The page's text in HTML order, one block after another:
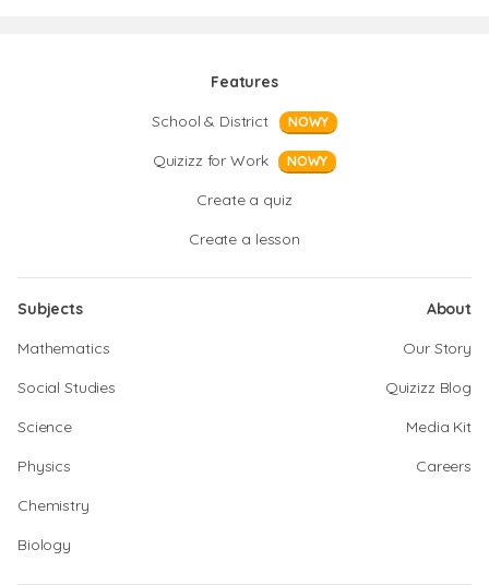
Features
School & District
NOWY
Quizizz for Work NOWY
Create a quiz
Create a lesson
Subjects
Mathematics
Social Studies
Science
Physics
Chemistry
Biology
About
Our Story
Quizizz Blog
Media Kit
Careers